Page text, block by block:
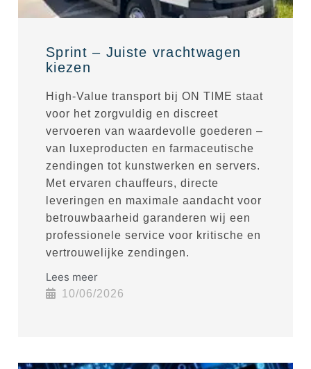
Sprint – Juiste vrachtwagen
kiezen
High-Value transport bij ON TIME staat
voor het zorgvuldig en discreet
vervoeren van waardevolle goederen –
van luxeproducten en farmaceutische
zendingen tot kunstwerken en servers.
Met ervaren chauffeurs, directe
leveringen en maximale aandacht voor
betrouwbaarheid garanderen wij een
professionele service voor kritische en
vertrouwelijke zendingen.
Lees meer
10/06/2026